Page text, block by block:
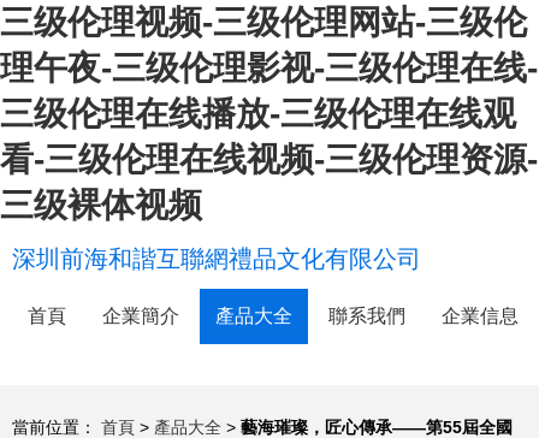
三级伦理视频-三级伦理网站-三级伦
理午夜-三级伦理影视-三级伦理在线-
三级伦理在线播放-三级伦理在线观
看-三级伦理在线视频-三级伦理资源-
三级裸体视频
深圳前海和諧互聯網禮品文化有限公司
首頁 企業簡介 產品大全 聯系我們 企業信息
當前位置： 首頁 > 產品大全 > 藝海璀璨，匠心傳承——第55屆全國